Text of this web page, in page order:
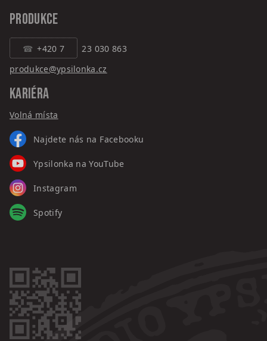
PRODUKCE
+420 7
23 030 863
produkce@ypsilonka.cz
KARIÉRA
Volná místa
Najdete nás na Facebooku
Ypsilonka na YouTube
Instagram
Spotify